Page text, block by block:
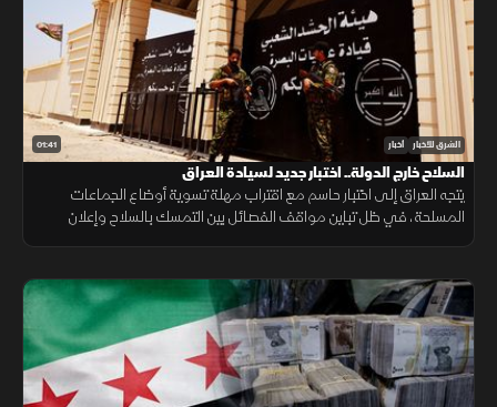
01:41 الشرق للأخبار أخبار
السلاح خارج الدولة.. اختبار جديد لسيادة العراق
يتجه العراق إلى اختبار حاسم مع اقتراب مهلة تسوية أوضاع الجماعات
المسلحة، في ظل تباين مواقف الفصائل بين التمسك بالسلاح وإعلان